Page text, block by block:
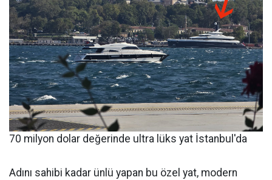
70 milyon dolar değerinde ultra lüks yat İstanbul'da
Adını sahibi kadar ünlü yapan bu özel yat, modern